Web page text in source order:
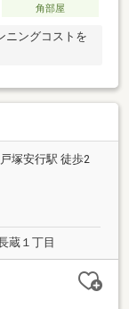
角部屋
ニングコストを
塚安行駅 徒歩2
蔵１丁目